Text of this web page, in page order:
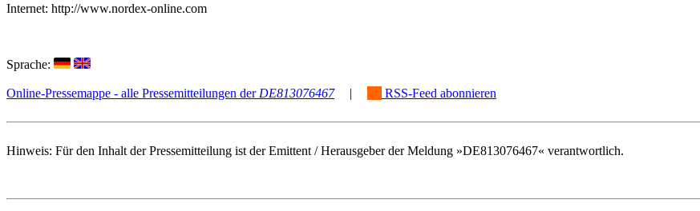
Internet: http://www.nordex-online.com
Sprache:
Online-Pressemappe - alle Pressemitteilungen der DE813076467 | RSS-Feed abonnieren
Hinweis: Für den Inhalt der Pressemitteilung ist der Emittent / Herausgeber der Meldung »DE813076467« verantwortlich.